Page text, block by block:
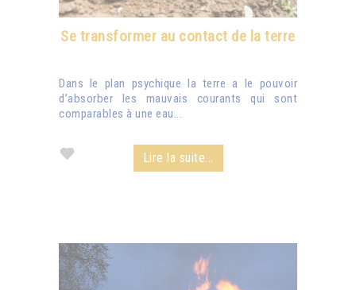
Se transformer au contact de la terre
Dans le plan psychique la terre a le pouvoir
d’absorber les mauvais courants qui sont
comparables à une eau...
Lire la suite...